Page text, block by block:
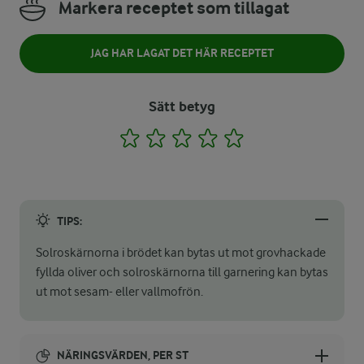
Markera receptet som tillagat
JAG HAR LAGAT DET HÄR RECEPTET
Sätt betyg
1 2 3 4
TIPS:
Solroskärnorna i brödet kan bytas ut mot grovhackade
fyllda oliver och solroskärnorna till garnering kan bytas
ut mot sesam- eller vallmofrön.
NÄRINGSVÄRDEN, PER ST